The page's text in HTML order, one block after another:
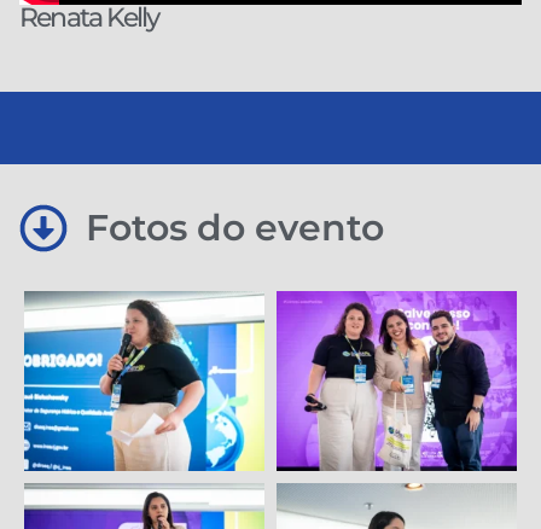
Renata Kelly
Fotos do evento